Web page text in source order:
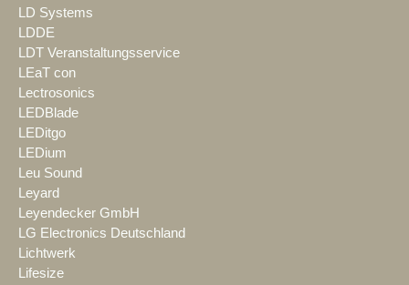
LD Systems
LDDE
LDT Veranstaltungsservice
LEaT con
Lectrosonics
LEDBlade
LEDitgo
LEDium
Leu Sound
Leyard
Leyendecker GmbH
LG Electronics Deutschland
Lichtwerk
Lifesize